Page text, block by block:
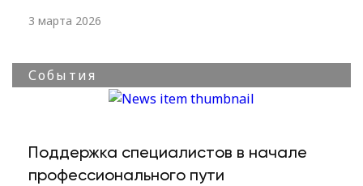
3 марта 2026
События
Поддержка специалистов в начале
профессионального пути